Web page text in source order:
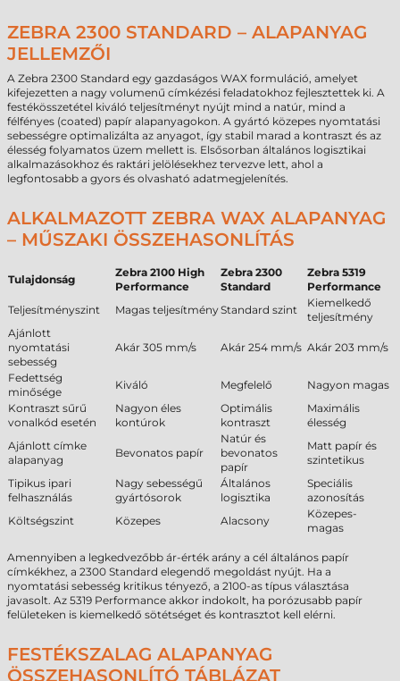
ZEBRA 2300 STANDARD – ALAPANYAG
JELLEMZŐI
A Zebra 2300 Standard egy gazdaságos WAX formuláció, amelyet
kifejezetten a nagy volumenű címkézési feladatokhoz fejlesztettek ki. A
festékösszetétel kiváló teljesítményt nyújt mind a natúr, mind a
félfényes (coated) papír alapanyagokon. A gyártó közepes nyomtatási
sebességre optimalizálta az anyagot, így stabil marad a kontraszt és az
élesség folyamatos üzem mellett is. Elsősorban általános logisztikai
alkalmazásokhoz és raktári jelölésekhez tervezve lett, ahol a
legfontosabb a gyors és olvasható adatmegjelenítés.
ALKALMAZOTT ZEBRA WAX ALAPANYAG
– MŰSZAKI ÖSSZEHASONLÍTÁS
Tulajdonság
Zebra 2100 High
Performance
Zebra 2300
Standard
Zebra 5319
Performance
Teljesítményszint
Magas teljesítményStandard szint
Kiemelkedő
teljesítmény
Ajánlott
nyomtatási
sebesség
Akár 305 mm/s Akár 254 mm/s Akár 203 mm/s
Fedettség
minősége
Kiváló Megfelelő
Nagyon magas
Kontraszt sűrű
vonalkód esetén
Nagyon éles
kontúrok
Optimális
kontraszt
Maximális
élesség
Ajánlott címke
alapanyag
Bevonatos papír
Natúr és
bevonatos
papír
Matt papír és
szintetikus
Tipikus ipari
felhasználás
Nagy sebességű
gyártósorok
Általános
logisztika
Speciális
azonosítás
Költségszint
Közepes Alacsony
Közepes-
magas
Amennyiben a legkedvezőbb ár-érték arány a cél általános papír
címkékhez, a 2300 Standard elegendő megoldást nyújt. Ha a
nyomtatási sebesség kritikus tényező, a 2100-as típus választása
javasolt. Az 5319 Performance akkor indokolt, ha porózusabb papír
felületeken is kiemelkedő sötétséget és kontrasztot kell elérni.
FESTÉKSZALAG ALAPANYAG
ÖSSZEHASONLÍTÓ TÁBLÁZAT